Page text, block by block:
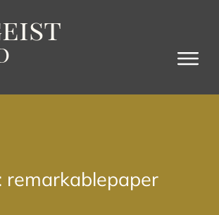
remarkablepaper